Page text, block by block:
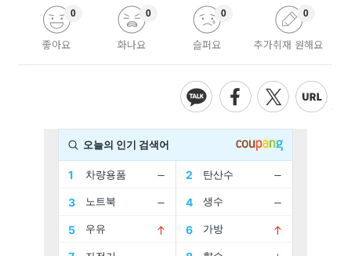
좋아요
0
화나요
0
슬퍼요
0
추가취재 원해요
0